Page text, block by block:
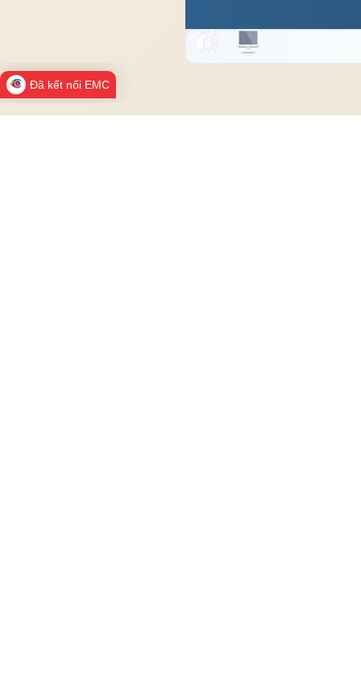
Đã kết nối EMC